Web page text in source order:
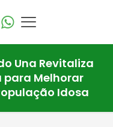
Una Revitaliza
para Melhorar
Idosa